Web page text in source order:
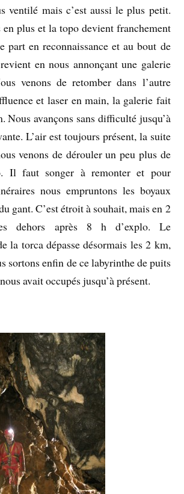
ventilé mais c’est aussi le plus petit.
plus et la topo devient franchement
part en reconnaissance et au bout de
en nous annonçant une galerie
venons de retomber dans l’autre
et laser en main, la galerie fait
Nous avançons sans difficulté jusqu’à
L’air est toujours présent, la suite
venons de dérouler un peu plus de
Il faut songer à remonter et pour
nous empruntons les boyaux
gant. C’est étroit à souhait, mais en 2
dehors après 8 h d’explo. Le
la torca dépasse désormais les 2 km,
sortons enfin de ce labyrinthe de puits
avait occupés jusqu’à présent.